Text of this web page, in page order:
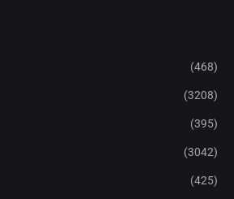
(468)
(3208)
(395)
(3042)
(425)